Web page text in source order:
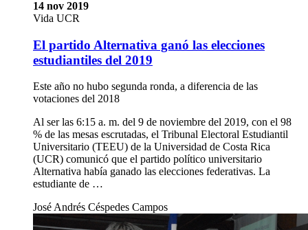
14 nov 2019
Vida UCR
El partido Alternativa ganó las elecciones
estudiantiles del 2019
Este año no hubo segunda ronda, a diferencia de las
votaciones del 2018
Al ser las 6:15 a. m. del 9 de noviembre del 2019, con el 98
% de las mesas escrutadas, el Tribunal Electoral Estudiantil
Universitario (TEEU) de la Universidad de Costa Rica
(UCR) comunicó que el partido político universitario
Alternativa había ganado las elecciones federativas. La
estudiante de …
José Andrés Céspedes Campos